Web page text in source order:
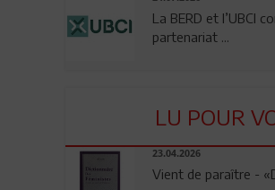
La BERD et l’UBCI
partenariat ...
LU POUR
23.04.2026
Vient de paraître -